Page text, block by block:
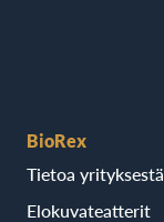
BioRex
Tietoa yrityksestä
Elokuvateatterit